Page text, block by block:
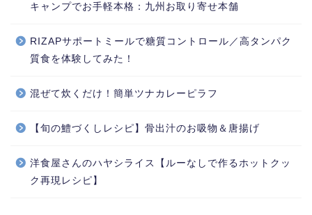
キャンプでお手軽本格：九州お取り寄せ本舗
RIZAPサポートミールで糖質コントロール／高タンパク
質食を体験してみた！
混ぜて炊くだけ！簡単ツナカレーピラフ
【旬の鱧づくしレシピ】骨出汁のお吸物＆唐揚げ
洋食屋さんのハヤシライス【ルーなしで作るホットクッ
ク再現レシピ】